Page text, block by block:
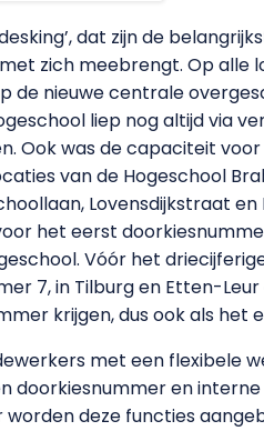
dat zijn de
zich meebrengt. Op alle
de nieuwe centrale
liep nog altijd via
Ook was de capaciteit
van de Hogeschool
Lovensdijkstraat
het eerst
Vóór het
7, in Tilburg en Etten-
krijgen, dus ook als het
met een flexibele
doorkiesnummer en
deze functies